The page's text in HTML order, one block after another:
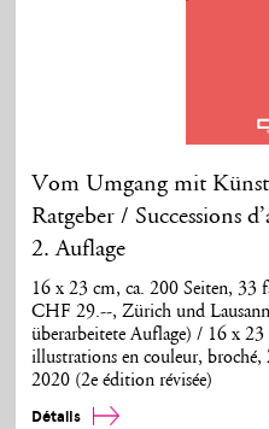
Vom Umgang mit
Ratgeber / Successions
2. Auflage
16 x 23 cm, ca. 200 Seiten, 33
CHF 29.--, Zürich und
überarbeitete Auflage) / 16 x 23
illustrations en couleur,
2020 (2e édition révisée)
Détails